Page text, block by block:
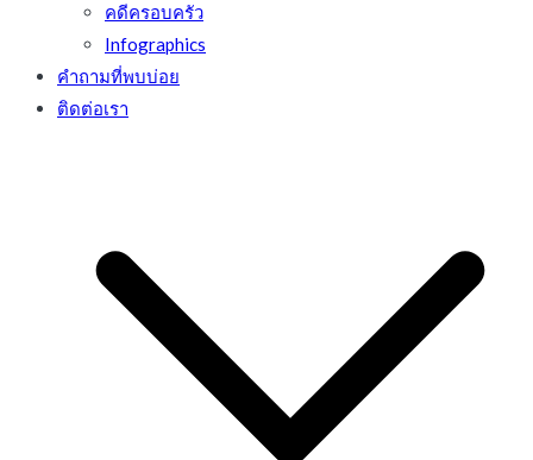
คดีครอบครัว
Infographics
คำถามที่พบบ่อย
ติดต่อเรา